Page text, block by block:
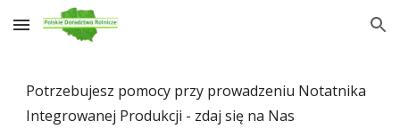
Skip to main content Skip to navigation
Potrzebujesz pomocy przy prowadzeniu Notatnika
Integrowanej Produkcji - zdaj się na Nas